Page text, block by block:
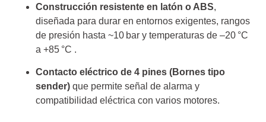
Construcción resistente en latón o ABS,
diseñada para durar en entornos exigentes, rangos
de presión hasta ~10 bar y temperaturas de –20 °C
a +85 °C .
Contacto eléctrico de 4 pines (Bornes tipo
sender) que permite señal de alarma y
compatibilidad eléctrica con varios motores.